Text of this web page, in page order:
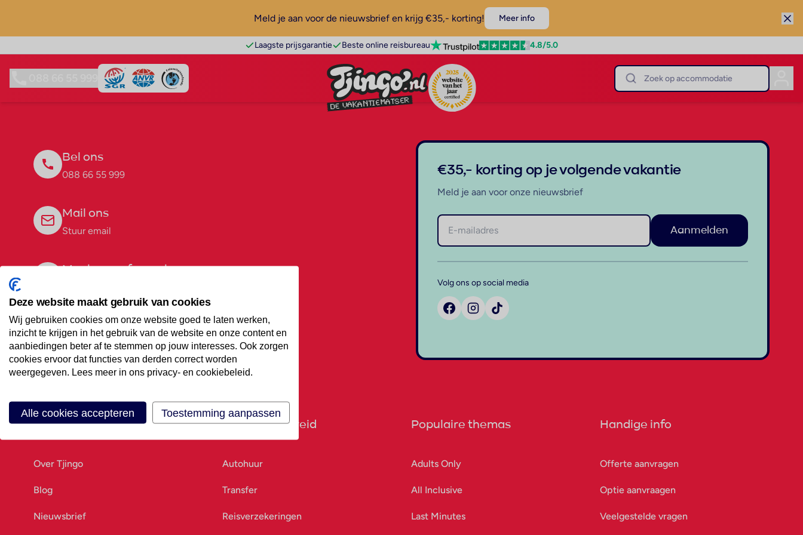
Meld je aan voor de nieuwsbrief en krijg €35,- korting! Meer info
Laagste prijsgarantie Beste online reisbureau 4.8/5.0
Bel ons
088 66 55 999
Mail ons
Stuur email
Maak een afspraak
Offerte aanvragen
Vraag offerte aan
€35,- korting op je volgende vakantie
Meld je aan voor onze nieuwsbrief
Aanmelden
Volg ons op social media
Ons bedrijf
Over Tjingo
Blog
Nieuwsbrief
Goed voorbereid
Autohuur
Transfer
Reisverzekeringen
Populaire themas
Adults Only
All Inclusive
Last Minutes
Handige info
Offerte aanvragen
Optie aanvraagen
Veelgestelde vragen
Deze website maakt gebruik van cookies
Wij gebruiken cookies om onze website goed te laten werken,
inzicht te krijgen in het gebruik van de website en onze content en
aanbiedingen beter af te stemmen op jouw interesses. Ook zorgen
cookies ervoor dat functies van derden correct worden
weergegeven. Lees meer in ons privacy- en cookiebeleid.
Alle cookies accepteren Toestemming aanpassen